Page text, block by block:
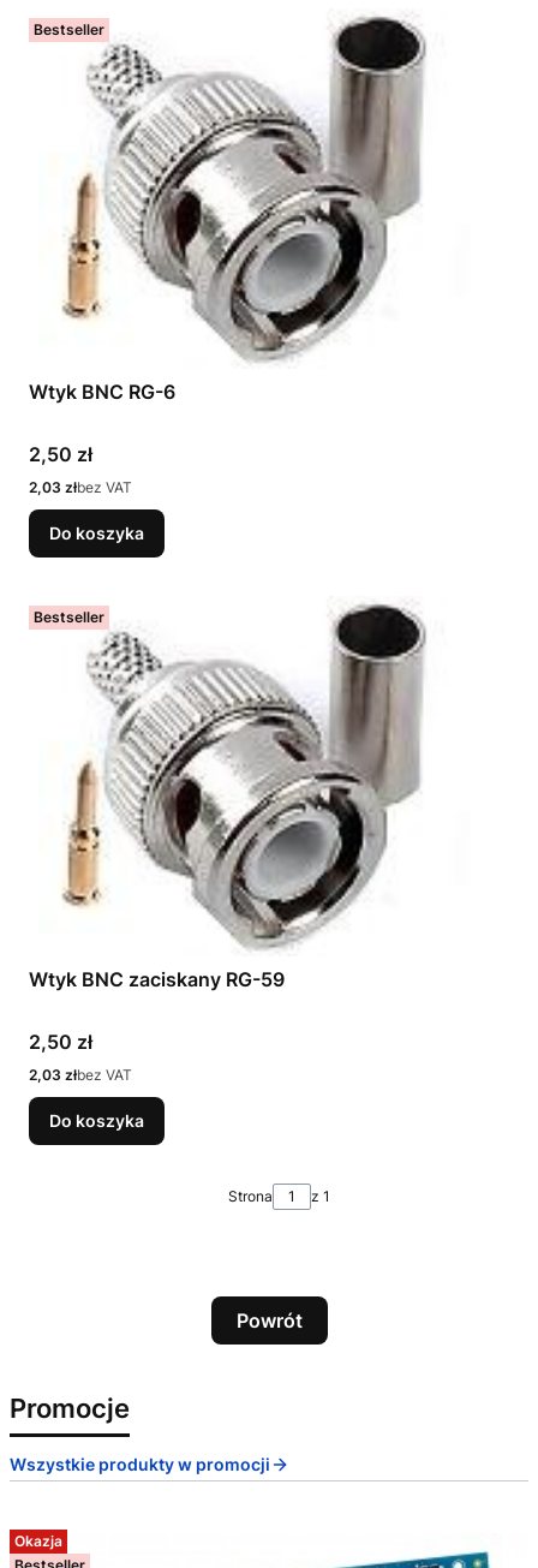
Bestseller
Wtyk BNC RG-6
Cena
2,50 zł
Cena
2,03 złbez VAT
Do koszyka
Bestseller
Wtyk BNC zaciskany RG-59
Cena
2,50 zł
Cena
2,03 złbez VAT
Do koszyka
Strona z 1
Powrót
Promocje
Wszystkie produkty w promocji
Okazja